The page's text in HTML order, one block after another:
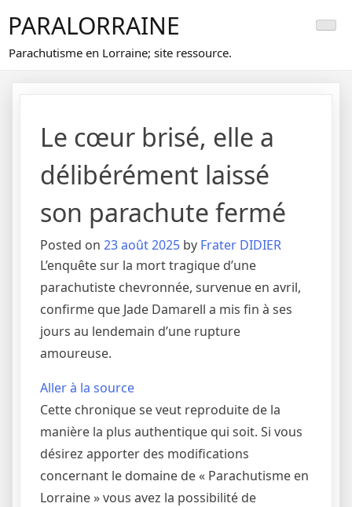
content
PARALORRAINE
Parachutisme en Lorraine; site ressource.
Le cœur brisé, elle a
délibérément laissé
son parachute fermé
Posted on 23 août 2025 by Frater DIDIER
L’enquête sur la mort tragique d’une
parachutiste chevronnée, survenue en avril,
confirme que Jade Damarell a mis fin à ses
jours au lendemain d’une rupture
amoureuse.
Aller à la source
Cette chronique se veut reproduite de la
manière la plus authentique qui soit. Si vous
désirez apporter des modifications
concernant le domaine de « Parachutisme en
Lorraine » vous avez la possibilité de